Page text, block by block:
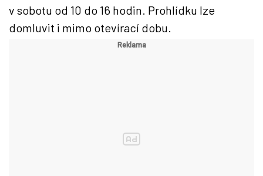
v sobotu od 10 do 16 hodin. Prohlídku lze
domluvit i mimo otevírací dobu.